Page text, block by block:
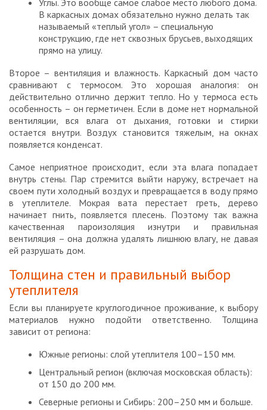
Углы. Это вообще самое слабое место любого дома.
В каркасных домах обязательно нужно делать так
называемый «теплый угол» – специальную
конструкцию, где нет сквозных брусьев, выходящих
прямо на улицу.
Второе – вентиляция и влажность. Каркасный дом часто
сравнивают с термосом. Это хорошая аналогия: он
действительно отлично держит тепло. Но у термоса есть
особенность – он герметичен. Если в доме нет нормальной
вентиляции, вся влага от дыхания, готовки и стирки
остается внутри. Воздух становится тяжелым, на окнах
появляется конденсат.
Самое неприятное происходит, если эта влага попадает
внутрь стены. Пар стремится выйти наружу, встречает на
своем пути холодный воздух и превращается в воду прямо
в утеплителе. Мокрая вата перестает греть, дерево
начинает гнить, появляется плесень. Поэтому так важна
качественная пароизоляция изнутри и правильная
вентиляция – она должна удалять лишнюю влагу, не давая
ей разрушать дом.
Толщина стен и правильный выбор
утеплителя
Если вы планируете круглогодичное проживание, к выбору
материалов нужно подойти ответственно. Толщина
зависит от региона:
Южные регионы: слой утеплителя 100–150 мм.
Центральный регион (включая московская область):
от 150 до 200 мм.
Северные регионы и Сибирь: 200–250 мм и больше.